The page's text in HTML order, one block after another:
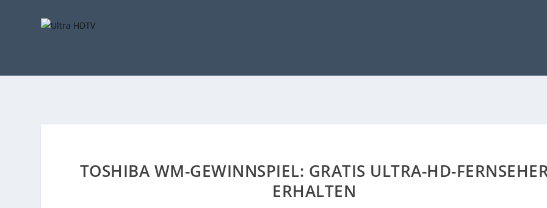
TOSHIBA WM-GEWINNSPIEL: GRATIS ULTRA-HD-
ERHALTEN